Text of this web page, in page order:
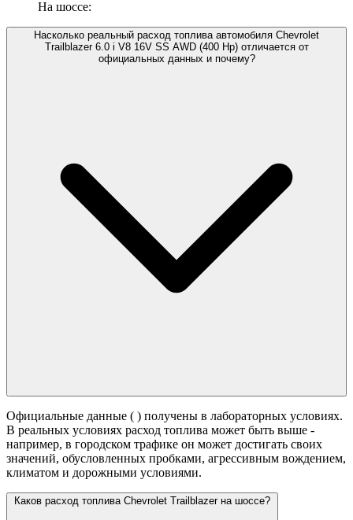
На шоссе:
Насколько реальный расход топлива автомобиля Chevrolet
Trailblazer 6.0 i V8 16V SS AWD (400 Hp) отличается от
официальных данных и почему?
Официальные данные ( ) получены в лабораторных условиях.
В реальных условиях расход топлива может быть выше -
например, в городском трафике он может достигать своих
значений, обусловленных пробками, агрессивным вождением,
климатом и дорожными условиями.
Каков расход топлива Chevrolet Trailblazer на шоссе?